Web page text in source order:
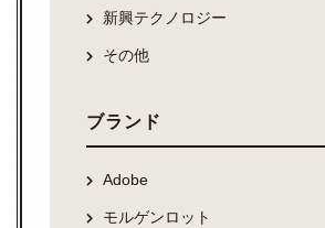
新興テクノロジー
その他
ブランド
Adobe
モルゲンロット